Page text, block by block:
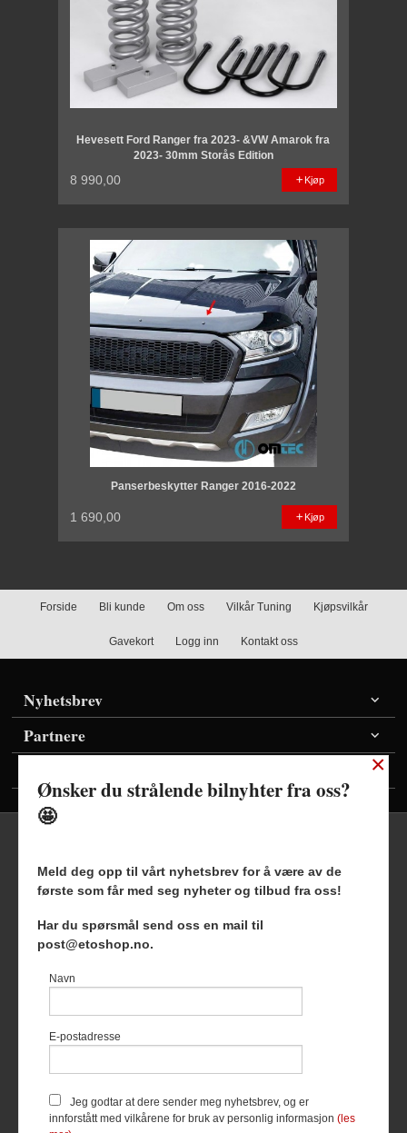
Hevesett Ford Ranger fra 2023- &VW Amarok fra
2023- 30mm Storås Edition
8 990,00 Kjøp
Panserbeskytter Ranger 2016-2022
1 690,00 Kjøp
Forside Bli kunde Om oss Vilkår Tuning Kjøpsvilkår
Gavekort Logg inn Kontakt oss
Nyhetsbrev
Partnere
Frakt Kjøpsbetingelser Sikkerhet og personvern
Nyhetsbrev Blogg
Foretaksregisteret 927127954
du får en bedre kjøpsopplevelse og
bruker cookies hovedsaklig til å
hva du har puttet i handlekurven
din. Fortsett å bruke siden som
×
Ønsker du strålende bilnyhter fra oss?
🤩
Meld deg opp til vårt nyhetsbrev for å være av de
første som får med seg nyheter og tilbud fra oss!
Har du spørsmål send oss en mail til
post@etoshop.no.
Navn
E-postadresse
Jeg godtar at dere sender meg nyhetsbrev, og er
innforstått med vilkårene for bruk av personlig informasjon(les